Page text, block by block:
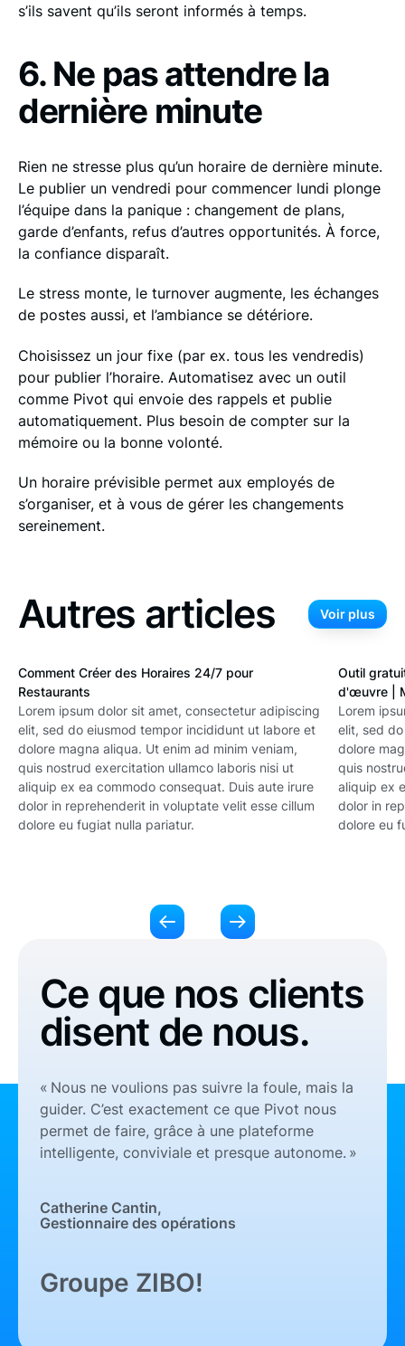
s’ils savent qu’ils seront informés à temps.
6. Ne pas attendre la
dernière minute
Rien ne stresse plus qu’un horaire de dernière minute.
Le publier un vendredi pour commencer lundi plonge
l’équipe dans la panique : changement de plans,
garde d’enfants, refus d’autres opportunités. À force,
la confiance disparaît.
Le stress monte, le turnover augmente, les échanges
de postes aussi, et l’ambiance se détériore.
Choisissez un jour fixe (par ex. tous les vendredis)
pour publier l’horaire. Automatisez avec un outil
comme Pivot qui envoie des rappels et publie
automatiquement. Plus besoin de compter sur la
mémoire ou la bonne volonté.
Un horaire prévisible permet aux employés de
s’organiser, et à vous de gérer les changements
sereinement.
Autres articles Voir
Voir plus
Comment Créer des Horaires 24/7 pour
Restaurants
Lorem ipsum dolor sit amet, consectetur adipiscing
elit, sed do eiusmod tempor incididunt ut labore et
dolore magna aliqua. Ut enim ad minim veniam,
quis nostrud exercitation ullamco laboris nisi ut
aliquip ex ea commodo consequat. Duis aute irure
dolor in reprehenderit in voluptate velit esse cillum
dolore eu fugiat nulla pariatur.
Outil
d'œuvre |
Lorem
elit, sed
dolore
quis
aliquip ex
dolor in
dolore eu
Ce que nos clients
disent de nous.
« Nous ne voulions pas suivre la foule, mais la
guider. C’est exactement ce que Pivot nous
permet de faire, grâce à une plateforme
intelligente, conviviale et presque autonome. »
Catherine Cantin,
Gestionnaire des opérations
Groupe ZIBO!